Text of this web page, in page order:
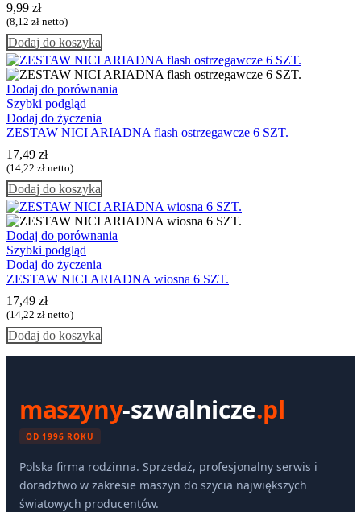
9,99 zł
(8,12 zł netto)
Dodaj do koszyka
Dodaj do porównania
Szybki podgląd
Dodaj do życzenia
ZESTAW NICI ARIADNA flash ostrzegawcze 6 SZT.
17,49 zł
(14,22 zł netto)
Dodaj do koszyka
Dodaj do porównania
Szybki podgląd
Dodaj do życzenia
ZESTAW NICI ARIADNA wiosna 6 SZT.
17,49 zł
(14,22 zł netto)
Dodaj do koszyka
maszyny-szwalnicze.pl
OD 1996 ROKU
Polska firma rodzinna. Sprzedaż, profesjonalny serwis i
doradztwo w zakresie maszyn do szycia największych
światowych producentów.